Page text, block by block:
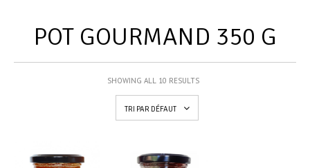
POT GOURMAND 350 G
SHOWING ALL 10 RESULTS
TRI PAR DÉFAUT